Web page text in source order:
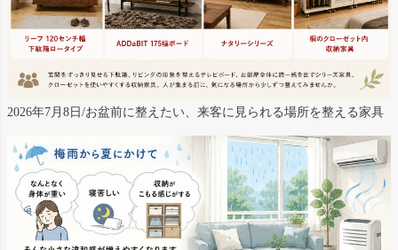
2026年7月8日/お盆前に整えたい、来客に見られる場所を整える家具